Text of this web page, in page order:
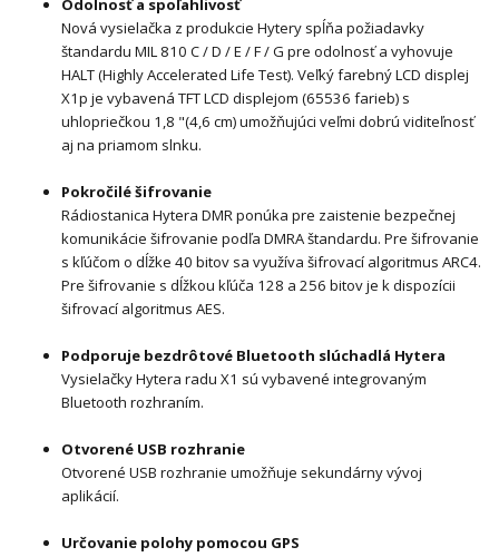
Odolnosť a spoľahlivosť
Nová vysielačka z produkcie Hytery spĺňa požiadavky
štandardu MIL 810 C / D / E / F / G pre odolnosť a vyhovuje
HALT (Highly Accelerated Life Test). Veľký farebný LCD displej
X1p je vybavená TFT LCD displejom (65536 farieb) s
uhlopriečkou 1,8 "(4,6 cm) umožňujúci veľmi dobrú viditeľnosť
aj na priamom slnku.
Pokročilé šifrovanie
Rádiostanica Hytera DMR ponúka pre zaistenie bezpečnej
komunikácie šifrovanie podľa DMRA štandardu. Pre šifrovanie
s kľúčom o dĺžke 40 bitov sa využíva šifrovací algoritmus ARC4.
Pre šifrovanie s dĺžkou kľúča 128 a 256 bitov je k dispozícii
šifrovací algoritmus AES.
Podporuje bezdrôtové Bluetooth slúchadlá Hytera
Vysielačky Hytera radu X1 sú vybavené integrovaným
Bluetooth rozhraním.
Otvorené USB rozhranie
Otvorené USB rozhranie umožňuje sekundárny vývoj
aplikácií.
Určovanie polohy pomocou GPS